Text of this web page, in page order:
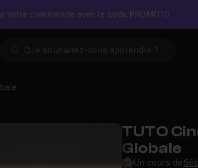
votre commande avec le code PROMO10
TUTO
Globale
Un cours de